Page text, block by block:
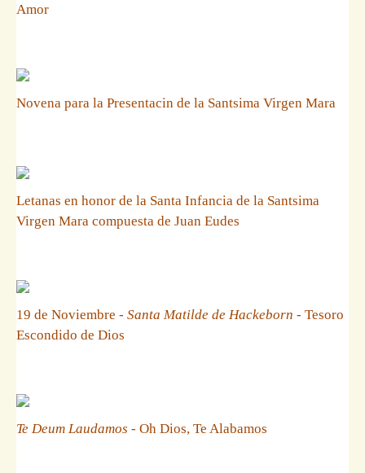
Amor
Novena para la Presentacin de la Santsima Virgen Mara
Letanas en honor de la Santa Infancia de la Santsima
Virgen Mara compuesta de Juan Eudes
19 de Noviembre - Santa Matilde de Hackeborn - Tesoro
Escondido de Dios
Te Deum Laudamos - Oh Dios, Te Alabamos